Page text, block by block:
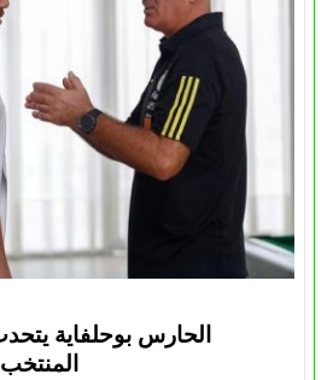
الحارس بوحلفاية